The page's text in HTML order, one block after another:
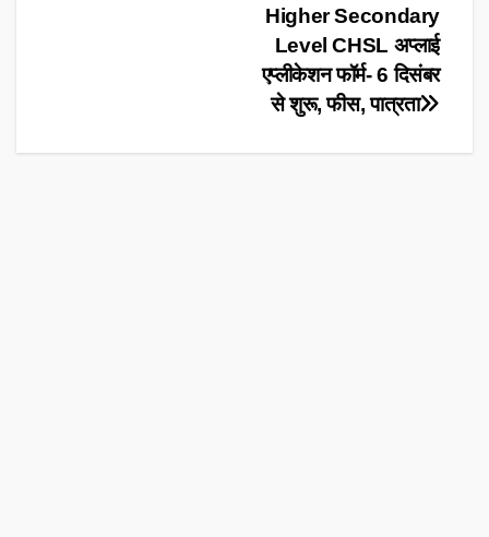
Higher Secondary
Level CHSL अप्लाई
एप्लीकेशन फॉर्म- 6 दिसंबर
से शुरू, फीस, पात्रता